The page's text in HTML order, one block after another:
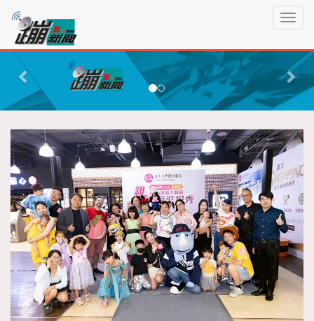
T
g
l
e
v
i
a
t
i
o
n
蹦
新
聞P
r
v
i
o
u
s
N
e
x
t